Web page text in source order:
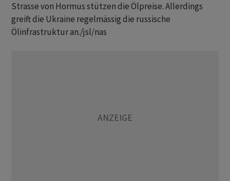
Strasse von Hormus stützen die Ölpreise. Allerdings
greift die Ukraine regelmässig die russische
Ölinfrastruktur an./jsl/nas